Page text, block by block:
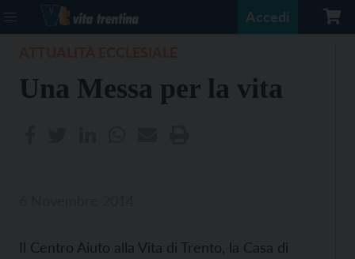
Accedi
Una Messa per la vita
Il Centro Aiuto alla Vita di Trento, la Casa di